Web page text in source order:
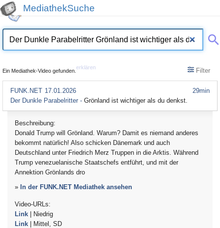
MediathekSuche
Ein Mediathek-Video gefunden.
erklären Filter
29min
FUNK.NET 17.01.2026
Der Dunkle Parabelritter - Grönland ist wichtiger als du denkst.
Beschreibung:
Donald Trump will Grönland. Warum? Damit es niemand anderes
bekommt natürlich! Also schicken Dänemark und auch
Deutschland unter Friedrich Merz Truppen in die Arktis. Während
Trump venezuelanische Staatschefs entführt, und mit der
Annektion Grönlands dro
» In der FUNK.NET Mediathek ansehen
Video-URLs:
Link | Niedrig
Link | Mittel, SD